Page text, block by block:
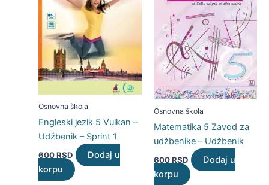
Osnovna škola
Engleski jezik 5 Vulkan –
Udžbenik – Sprint 1
600RSD
Dodaj u
korpu
Osnovna škola
Matematika 5 Zavod za
udžbenike – Udžbenik
600RSD
Dodaj u
korpu